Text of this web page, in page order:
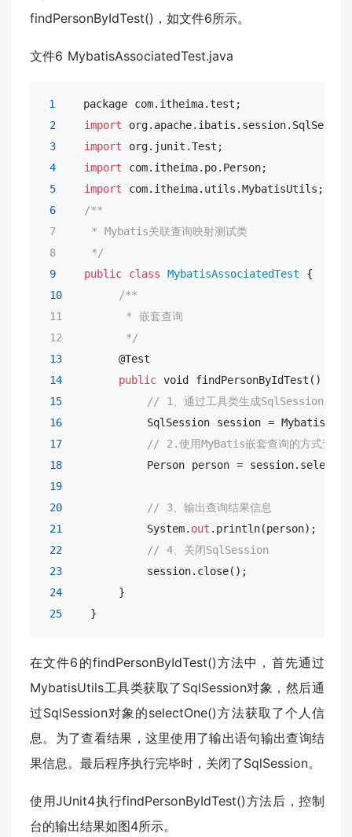
findPersonByIdTest()，如文件6所示。
文件6 MybatisAssociatedTest.java
1
    package com.itheima.test;
2
import
3
import org.junit.Test;
4
import com.itheima.po.Person;
5
import com.itheima.utils.MybatisUtils;
6
/**
7     * Mybatis关联查询映射测试类
8     */
9
public class MybatisAssociatedTest {
10
/**
11         * 嵌套查询
12         */
13
        @Test
14
public void
findPersonByIdTest() {
15
// 1、通过工具类生成SqlSession对象
16
SqlSession session =
17
// 2.使用MyBatis嵌套查询的方式查询
18
Person person =
19
20
// 3、输出查询结果信息
21
            System.
out .println(person);
22
// 4、关闭SqlSession
23
            session.close();
24
        }
25
    }
在文件6的findPersonByIdTest()方法中，首先通过
MybatisUtils工具类获取了SqlSession对象，然后通
过SqlSession对象的selectOne()方法获取了个人信
息。为了查看结果，这里使用了输出语句输出查询结
果信息。最后程序执行完毕时，关闭了SqlSession。
使用JUnit4执行findPersonByIdTest()方法后，控制
台的输出结果如图4所示。